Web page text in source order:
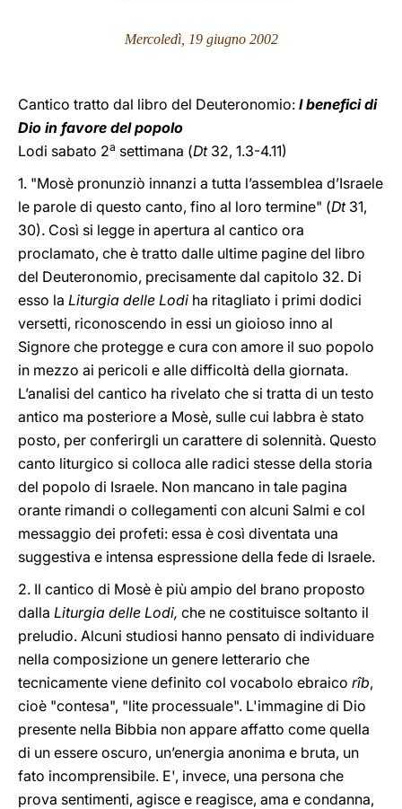
Mercoledì, 19 giugno 2002
Cantico tratto dal libro del Deuteronomio: I benefici di
Dio in favore del popolo
Lodi sabato 2a settimana (Dt32, 1.3-4.11)
1. "Mosè pronunziò innanzi a tutta l’assemblea d’Israele
le parole di questo canto, fino al loro termine" (Dt31,
30). Così si legge in apertura al cantico ora
proclamato, che è tratto dalle ultime pagine del libro
del Deuteronomio, precisamente dal capitolo 32. Di
esso la Liturgia delle Lodi ha ritagliato i primi dodici
versetti, riconoscendo in essi un gioioso inno al
Signore che protegge e cura con amore il suo popolo
in mezzo ai pericoli e alle difficoltà della giornata.
L’analisi del cantico ha rivelato che si tratta di un testo
antico ma posteriore a Mosè, sulle cui labbra è stato
posto, per conferirgli un carattere di solennità. Questo
canto liturgico si colloca alle radici stesse della storia
del popolo di Israele. Non mancano in tale pagina
orante rimandi o collegamenti con alcuni Salmi e col
messaggio dei profeti: essa è così diventata una
suggestiva e intensa espressione della fede di Israele.
2. Il cantico di Mosè è più ampio del brano proposto
dalla Liturgia delle Lodi, che ne costituisce soltanto il
preludio. Alcuni studiosi hanno pensato di individuare
nella composizione un genere letterario che
tecnicamente viene definito col vocabolo ebraico rîb,
cioè "contesa", "lite processuale". L'immagine di Dio
presente nella Bibbia non appare affatto come quella
di un essere oscuro, un’energia anonima e bruta, un
fato incomprensibile. E', invece, una persona che
prova sentimenti, agisce e reagisce, ama e condanna,